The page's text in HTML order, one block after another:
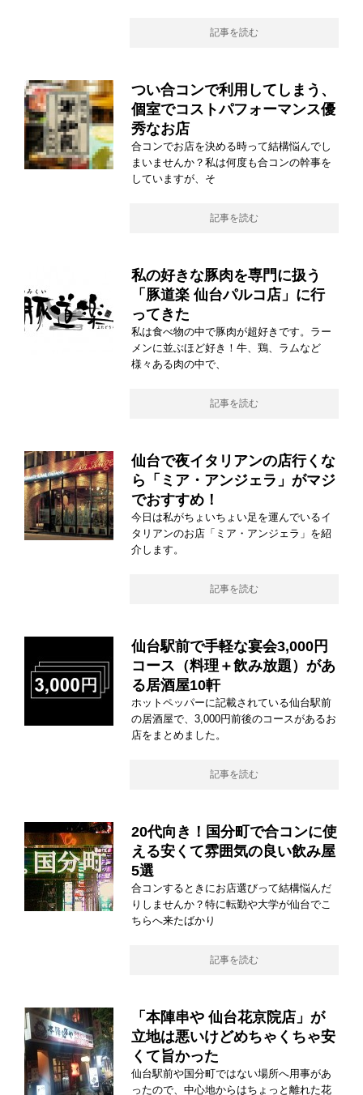
記事を読む
つい合コンで利用してしまう、
個室でコストパフォーマンス優
秀なお店
合コンでお店を決める時って結構悩んでし
まいませんか？私は何度も合コンの幹事を
していますが、そ
記事を読む
私の好きな豚肉を専門に扱う
「豚道楽 仙台パルコ店」に行
ってきた
私は食べ物の中で豚肉が超好きです。ラー
メンに並ぶほど好き！牛、鶏、ラムなど
様々ある肉の中で、
記事を読む
仙台で夜イタリアンの店行くな
ら「ミア・アンジェラ」がマジ
でおすすめ！
今日は私がちょいちょい足を運んでいるイ
タリアンのお店「ミア・アンジェラ」を紹
介します。
記事を読む
仙台駅前で手軽な宴会3,000円
コース（料理＋飲み放題）があ
る居酒屋10軒
ホットペッパーに記載されている仙台駅前
の居酒屋で、3,000円前後のコースがあるお
店をまとめました。
記事を読む
20代向き！国分町で合コンに使
える安くて雰囲気の良い飲み屋
5選
合コンするときにお店選びって結構悩んだ
りしませんか？特に転勤や大学が仙台でこ
ちらへ来たばかり
記事を読む
「本陣串や 仙台花京院店」が
立地は悪いけどめちゃくちゃ安
くて旨かった
仙台駅前や国分町ではない場所へ用事があ
ったので、中心地からはちょっと離れた花